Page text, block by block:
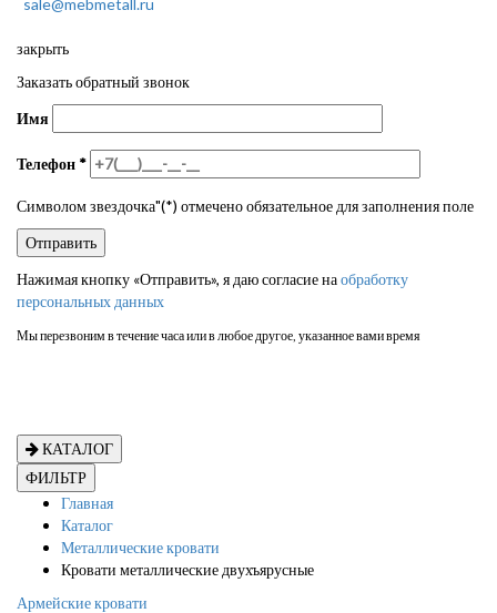
sale@mebmetall.ru
закрыть
Заказать обратный звонок
Имя
Телефон *
Символом звездочка"(*) отмечено обязательное для заполнения поле
Нажимая кнопку «Отправить», я даю согласие наобработку
персональных данных
Мы перезвоним в течение часа или в любое другое, указанное вами время
КАТАЛОГ
ФИЛЬТР
Главная
Каталог
Металлические кровати
Кровати металлические двухъярусные
Армейские кровати